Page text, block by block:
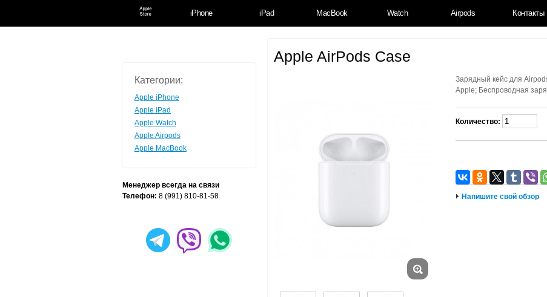
iPhone iPad MacBook Watch Airpods Контакты
Категории:
Apple iPhone
Apple iPad
Apple Watch
Apple Airpods
Apple MacBook
Менеджер всегда на связи
Телефон: 8 (991) 810-81-58
Apple AirPods Case
Зарядный кейс для
Apple; Беспроводная
Количество:
Напишите свой обзор